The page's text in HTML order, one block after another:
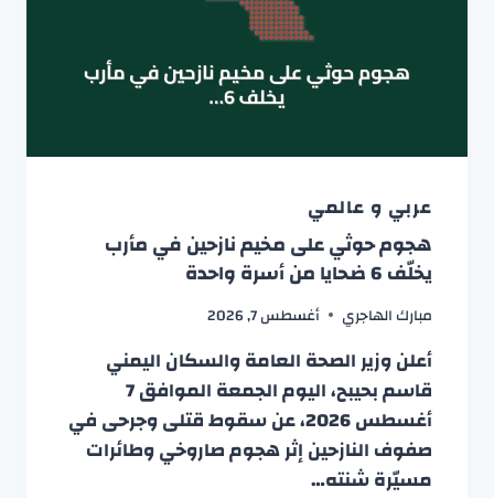
عربي و عالمي
هجوم حوثي على مخيم نازحين في مأرب
يخلّف 6 ضحايا من أسرة واحدة
مبارك الهاجري أغسطس 7, 2026
أعلن وزير الصحة العامة والسكان اليمني
قاسم بحيبح، اليوم الجمعة الموافق 7
أغسطس 2026، عن سقوط قتلى وجرحى في
صفوف النازحين إثر هجوم صاروخي وطائرات
مسيّرة شنته…